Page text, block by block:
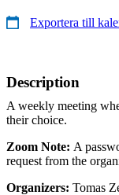
Exportera till
Description
A weekly meeting
their choice.
Zoom Note: A
request from the
Organizers: Tomas